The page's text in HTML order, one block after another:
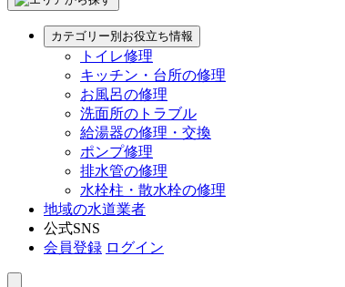
カテゴリー別お役立ち情報
トイレ修理
キッチン・台所の修理
お風呂の修理
洗面所のトラブル
給湯器の修理・交換
ポンプ修理
排水管の修理
水栓柱・散水栓の修理
地域の水道業者
公式SNS
会員登録 ログイン